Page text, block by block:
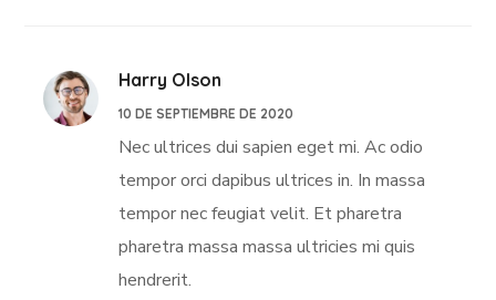
Harry Olson
10 DE SEPTIEMBRE DE 2020
Nec ultrices dui sapien eget mi. Ac odio
tempor orci dapibus ultrices in. In massa
tempor nec feugiat velit. Et pharetra
pharetra massa massa ultricies mi quis
hendrerit.